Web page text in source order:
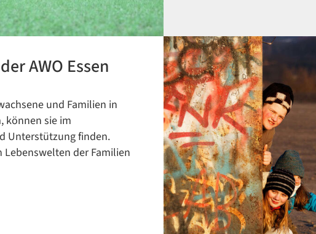
AWO Essen
und Familien in
können sie im
Unterstützung finden.
der Familien
Datenschutzerklärung
ZURÜCK
Datenschutzerklärung
Google Datenschutzerklärung
Übersetzen
/
Translate
ZURÜCK